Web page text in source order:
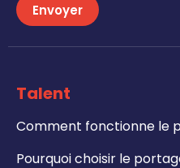
Envoyer
Talent
Comment fonctionne le
Pourquoi choisir le